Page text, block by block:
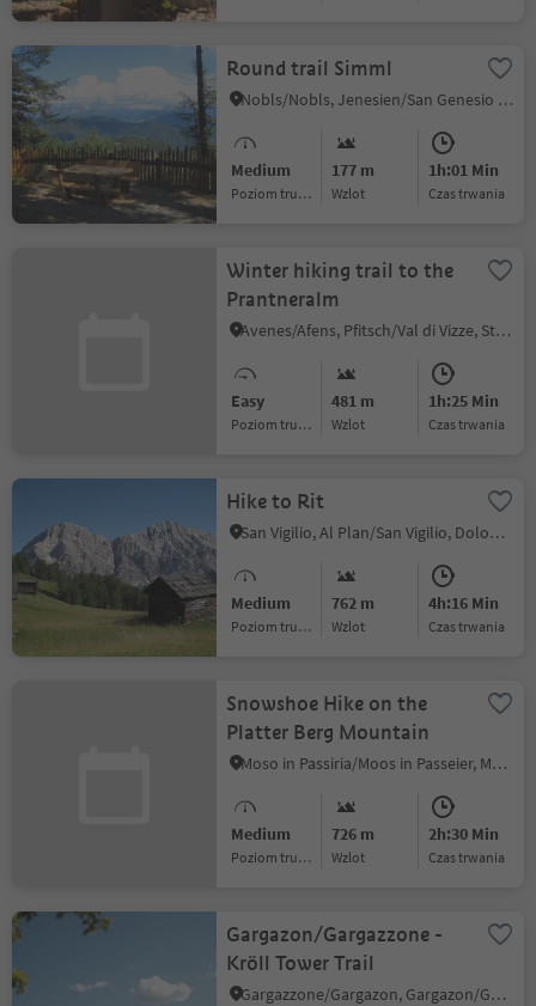
Round trail Simml
Nobls/Nobls, Jenesien/San Genesio Atesino, Bolzano/Bozen and environs
Medium
Poziom trudności
177 m
Wzlot
1h:01 Min
czas trwania
Winter hiking trail to the
Prantneralm
Avenes/Afens, Pfitsch/Val di Vizze, Sterzing/Vipiteno and environs
Easy
Poziom trudności
481 m
Wzlot
1h:25 Min
czas trwania
Hike to Rit
San Vigilio, Al Plan/San Vigilio, Dolomites Region Kronplatz/Plan de Corones
Medium
Poziom trudności
762 m
Wzlot
4h:16 Min
czas trwania
Snowshoe Hike on the
Platter Berg Mountain
Moso in Passiria/Moos in Passeier, Moos in Passeier/Moso in Passiria, Meran/Merano and environs
Medium
Poziom trudności
726 m
Wzlot
2h:30 Min
czas trwania
Gargazon/Gargazzone -
Kröll Tower Trail
Gargazzone/Gargazon, Gargazon/Gargazzone, Meran/Merano and environs